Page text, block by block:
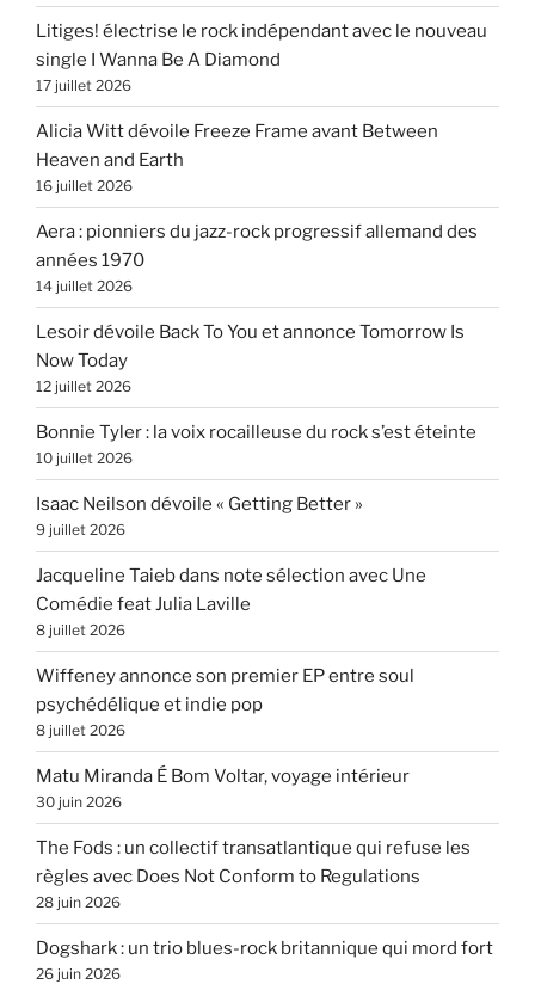
Litiges! électrise le rock indépendant avec le nouveau
single I Wanna Be A Diamond
17 juillet 2026
Alicia Witt dévoile Freeze Frame avant Between
Heaven and Earth
16 juillet 2026
Aera : pionniers du jazz-rock progressif allemand des
années 1970
14 juillet 2026
Lesoir dévoile Back To You et annonce Tomorrow Is
Now Today
12 juillet 2026
Bonnie Tyler : la voix rocailleuse du rock s’est éteinte
10 juillet 2026
Isaac Neilson dévoile « Getting Better »
9 juillet 2026
Jacqueline Taieb dans note sélection avec Une
Comédie feat Julia Laville
8 juillet 2026
Wiffeney annonce son premier EP entre soul
psychédélique et indie pop
8 juillet 2026
Matu Miranda É Bom Voltar, voyage intérieur
30 juin 2026
The Fods : un collectif transatlantique qui refuse les
règles avec Does Not Conform to Regulations
28 juin 2026
Dogshark : un trio blues-rock britannique qui mord fort
26 juin 2026